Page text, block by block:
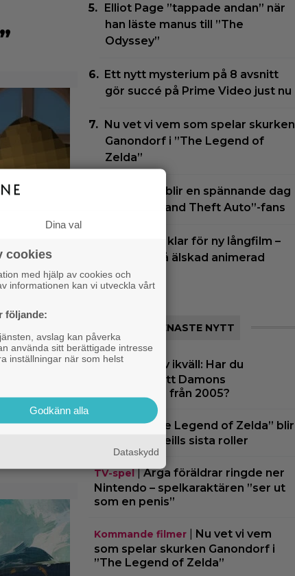
–
Elliot Page ”tappade andan” när
han läste manus till ”The
Odyssey”
Ett nytt mysterium på 8 avsnitt
gör succé på Prime Video just nu
Nu vet vi vem som spelar skurken
Ganondorf i ”The Legend of
Zelda”
27 augusti blir en spännande dag
för alla ”Grand Theft Auto”-fans
Jim Carrey klar för ny långfilm –
baserad på älskad animerad
serie
SENASTE NYTT
TV-tips
På tv ikväll: Har du
förträngt Matt Damons
fantasyflopp från 2005?
Casting|”The Legend of Zelda” blir
en av Sam Neills sista roller
TV-spel|Arga föräldrar ringde ner
Nintendo – spelkaraktären ”ser ut
som en penis”
Kommande filmer| Nu vet vi vem
som spelar skurken Ganondorf i
”The Legend of Zelda”
Dina val
cookies
med hjälp av cookies och
informationen kan vi utveckla vårt
följande:
avslag kan påverka
använda sitt berättigade intresse
inställningar när som helst
Godkänn alla
Dataskydd